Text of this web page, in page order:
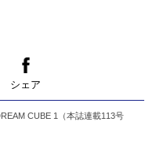
シェア
CUBE 1（本誌連載113号